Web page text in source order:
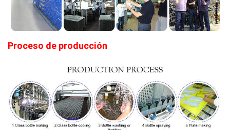
Proceso de producción